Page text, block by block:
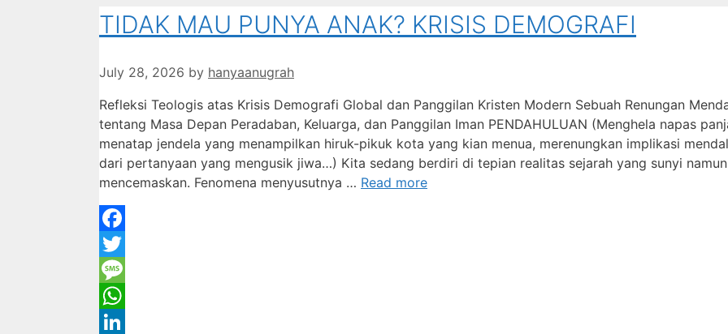
TIDAK MAU PUNYA ANAK? KRISIS DEMOGRAFI
July 28, 2026 by hanyaanugrah
Refleksi Teologis atas Krisis Demografi Global dan Panggilan Kristen Modern Sebuah Renungan
tentang Masa Depan Peradaban, Keluarga, dan Panggilan Iman PENDAHULUAN (Menghela napas
menatap jendela yang menampilkan hiruk-pikuk kota yang kian menua, merenungkan implikasi
dari pertanyaan yang mengusik jiwa…) Kita sedang berdiri di tepian realitas sejarah yang sunyi namun
mencemaskan. Fenomena menyusutnya … Read more
Facebook
Twitter
Message
WhatsApp